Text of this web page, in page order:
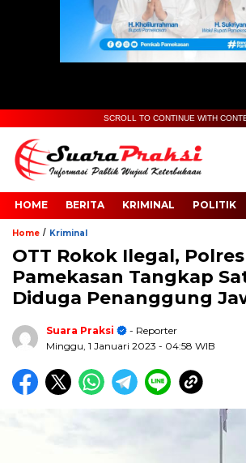
SCROLL TO CONTINUE WITH
HOME BERITA KRIMINAL POLITIK
Home / Kriminal
OTT Rokok Ilegal, Polres
Pamekasan Tangkap
Diduga Penanggung
Suara Praksi
- Reporter
Minggu, 1 Januari 2023 - 04:58 WIB